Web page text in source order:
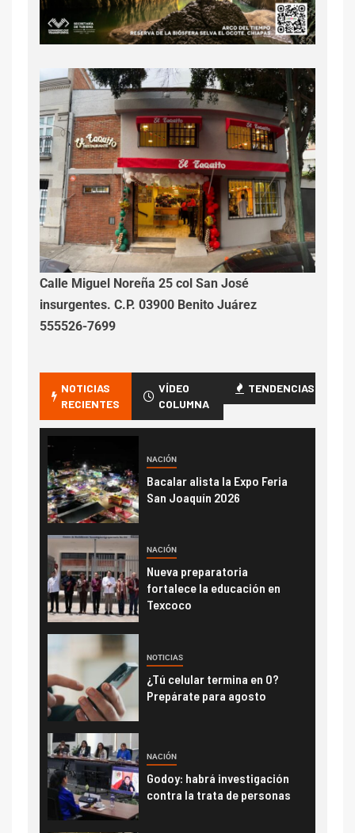
Calle Miguel Noreña 25 col San José
insurgentes. C.P. 03900 Benito Juárez
555526-7699
NOTICIAS
RECIENTES
VÍDEO
COLUMNA
TENDENCIAS
NACIÓN
Bacalar alista la Expo Feria
San Joaquín 2026
NACIÓN
Nueva preparatoria
fortalece la educación en
Texcoco
NOTICIAS
¿Tú celular termina en 0?
Prepárate para agosto
NACIÓN
Godoy: habrá investigación
contra la trata de personas